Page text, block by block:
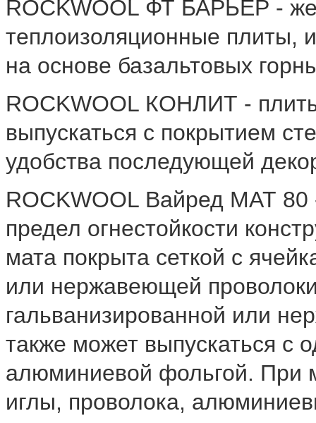
ROCKWOOL ФТ БАРЬЕР -
теплоизоляционные плиты,
на основе базальтовых
ROCKWOOL КОНЛИТ -
выпускаться с покрытием
удобства последующей
ROCKWOOL Вайред МАТ 80
предел огнестойкости
мата покрыта сеткой с
или нержавеющей
гальванизированной или
также может выпускаться с
алюминиевой фольгой. При
иглы, проволока,